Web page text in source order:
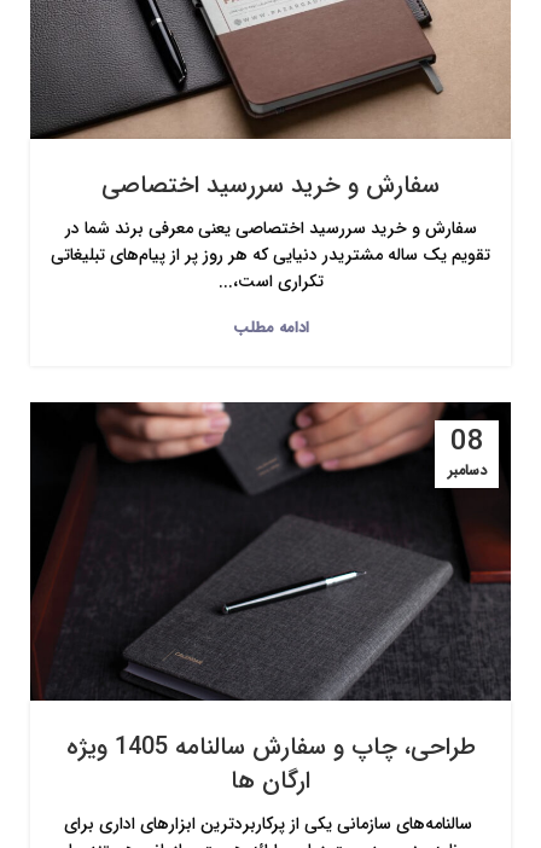
سفارش و خرید سررسید اختصاصی
سفارش و خرید سررسید اختصاصی یعنی معرفی برند شما در
تقویم یک ساله مشتریدر دنیایی که هر روز پر از پیام‌های تبلیغاتی
تکراری است،...
ادامه مطلب
08
دسامبر
طراحی، چاپ و سفارش سالنامه 1405 ویژه
ارگان ها
سالنامه‌های سازمانی یکی از پرکاربردترین ابزارهای اداری برای